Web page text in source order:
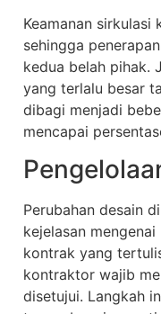
Keamanan
sehingga
kedua belah pihak.
yang terlalu besar
dibagi menjadi
mencapai
Perubahan desain
kejelasan
kontrak yang
kontraktor wajib
disetujui. Langkah